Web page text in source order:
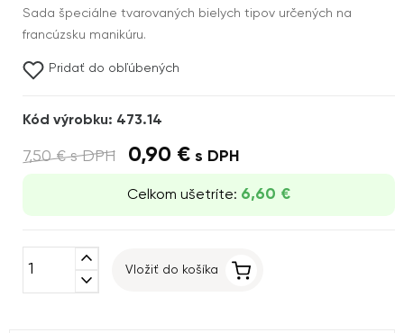
Sada špeciálne tvarovaných bielych tipov určených na
francúzsku manikúru.
Pridať do obľúbených
Kód výrobku: 473.14
7,50 €s DPH 0,90 € s DPH
Celkom ušetríte: 6,60 €
expand_less
expand_more
Vložiť do košíka